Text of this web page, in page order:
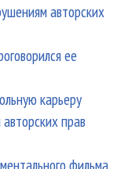
авторских
ее
карьеру
прав
фильма